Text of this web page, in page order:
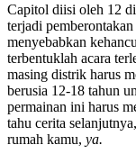
Capitol diisi oleh 12
terjadi
menyebabkan
terbentuklah acara
masing distrik harus
berusia 12-18 tahun
permainan ini harus
tahu cerita selanjutnya,
rumah kamu, ya.